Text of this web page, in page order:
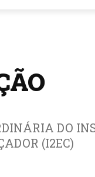
DO
(I2EC)